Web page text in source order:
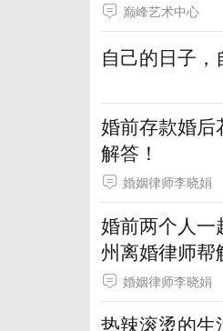
巅峰艺术中心
自己的日子
婚前存款婚
解答！
婚姻律师李晓娟
婚前两个人
州离婚律师帮
婚姻律师李晓娟
热辣滚烫的生